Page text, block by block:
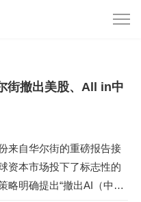
街撤出美股、All in中
来自华尔街的重磅报告接
资本市场投下了标志性的
略明确提出“撤出AI（中国